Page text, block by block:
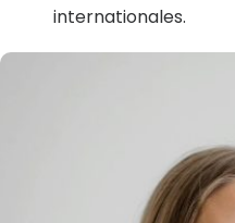
internationales.